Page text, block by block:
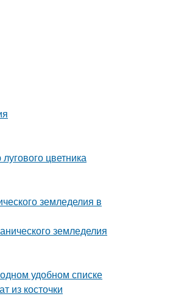
цветника
земледелия в
земледелия
удобном списке
из косточки